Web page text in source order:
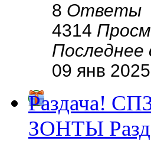
8 Ответы
4314
Последнее
09 янв
Раздача!
ЗОНТЫ